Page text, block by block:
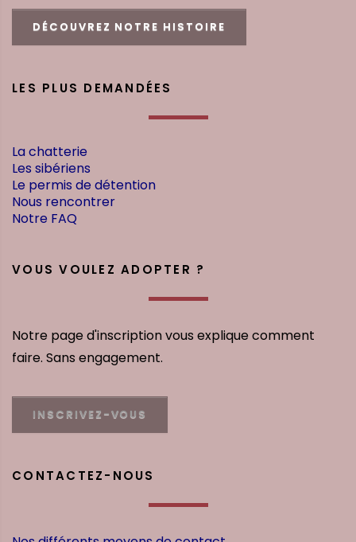
DÉCOUVREZ NOTRE HISTOIRE
LES PLUS DEMANDÉES
La chatterie
Les sibériens
Le permis de détention
Nous rencontrer
Notre FAQ
VOUS VOULEZ ADOPTER ?
Notre page d'inscription vous explique comment
faire. Sans engagement.
INSCRIVEZ-VOUS
CONTACTEZ-NOUS